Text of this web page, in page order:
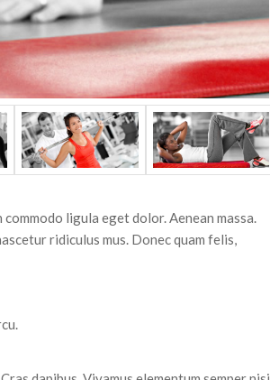
ligula eget dolor. Aenean massa.
ridiculus mus. Donec quam felis,